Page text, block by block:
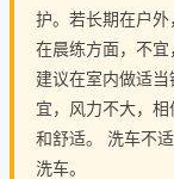
护。若长期在户外
在晨练方面，不宜
建议在室内做适
宜，风力不大，
和舒适。 洗车不
洗车。